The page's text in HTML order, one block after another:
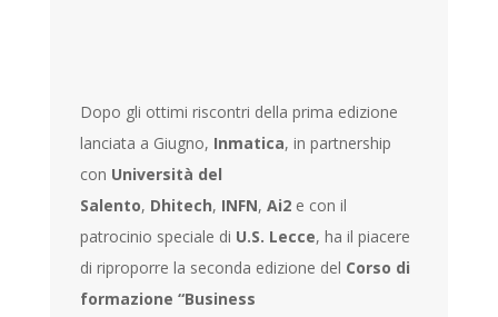
Dopo gli ottimi riscontri della prima edizione
lanciata a Giugno, Inmatica, in partnership
con Università del
Salento, Dhitech, INFN,Ai2 e con il
patrocinio speciale di U.S. Lecce, ha il piacere
di riproporre la seconda edizione del Corso di
formazione “Business